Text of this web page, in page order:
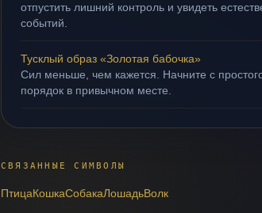
отпустить лишний контроль и увидеть
событий.
Тусклый образ «Золотая бабочка»
Сил меньше, чем кажется. Начните с
порядок в привычном месте.
СВЯЗАННЫЕ СИМВОЛЫ
ПтицаКошкаСобакаЛошадьВолк